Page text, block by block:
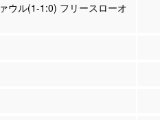
ウル(1-1:0) フリースローオ